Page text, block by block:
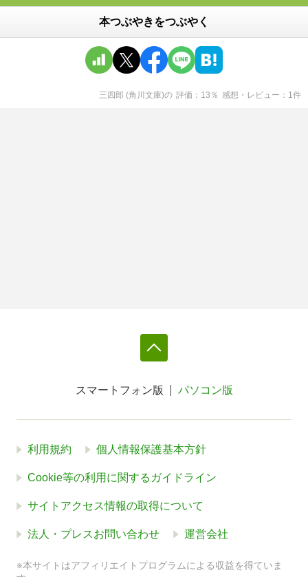
本つぶやきをつぶやく
三四郎 (角川文庫)の 評価 13 ％ 感想・レビュー 1件
スマートフォン版 パソコン版
利用規約 個人情報保護基本方針
Cookie等の利用に関するガイドライン
サイトアクセス情報の取得について
法人・プレスお問い合わせ 運営会社
※本サイトはアフィリエイトプログラムによる収益を得ていま